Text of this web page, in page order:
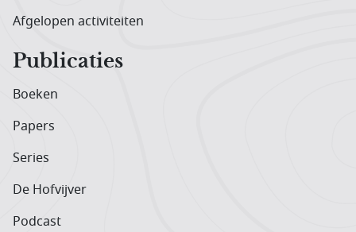
Afgelopen activiteiten
Publicaties
Boeken
Papers
Series
De Hofvijver
Podcast